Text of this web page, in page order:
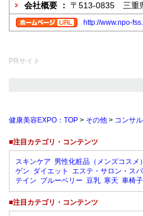
会社概要 ： 〒513-0835 三重
http://www.npo-
PRサイト
健康美容EXPO：TOP > その他 > コンサ
■注目カテゴリ・コンテンツ
スキンケア 男性化粧品（メンズコスメ）
ゲン ダイエット エステ・サロン・ス
テイン ブルーベリー 豆乳 寒天 車椅子
■注目カテゴリ・コンテンツ